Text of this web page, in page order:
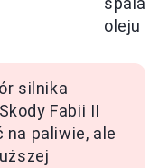
oleju
silnika
Fabii II
paliwie, ale